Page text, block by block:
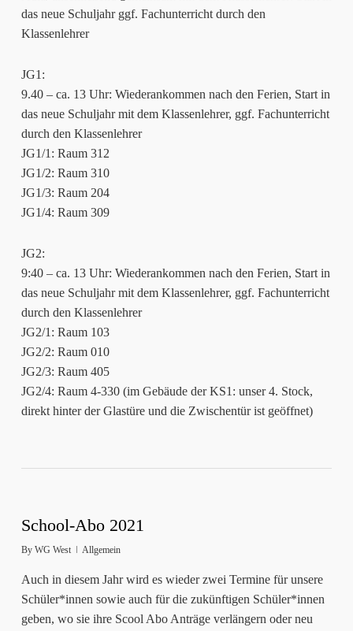
das neue Schuljahr ggf. Fachunterricht durch den
Klassenlehrer
JG1:
9.40 – ca. 13 Uhr: Wiederankommen nach den Ferien, Start in
das neue Schuljahr mit dem Klassenlehrer, ggf. Fachunterricht
durch den Klassenlehrer
JG1/1: Raum 312
JG1/2: Raum 310
JG1/3: Raum 204
JG1/4: Raum 309
JG2:
9:40 – ca. 13 Uhr: Wiederankommen nach den Ferien, Start in
das neue Schuljahr mit dem Klassenlehrer, ggf. Fachunterricht
durch den Klassenlehrer
JG2/1: Raum 103
JG2/2: Raum 010
JG2/3: Raum 405
JG2/4: Raum 4-330 (im Gebäude der KS1: unser 4. Stock,
direkt hinter der Glastüre und die Zwischentür ist geöffnet)
School-Abo 2021
By WG West Allgemein
Auch in diesem Jahr wird es wieder zwei Termine für unsere
Schüler*innen sowie auch für die zukünftigen Schüler*innen
geben, wo sie ihre Scool Abo Anträge verlängern oder neu